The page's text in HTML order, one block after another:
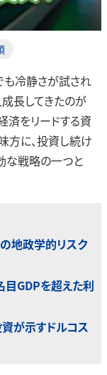
冷静さが試され
長してきたのが
済をリードする資
方に、投資し続け
な戦略の一つと
地政学的リスク
GDPを超えた利
が示すドルコス